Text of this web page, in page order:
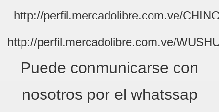
http://perfil.mercadolibre.com.ve/
http://perfil.mercadolibre.com.ve/
Puede conmunicarse con
nosotros por el whatssap